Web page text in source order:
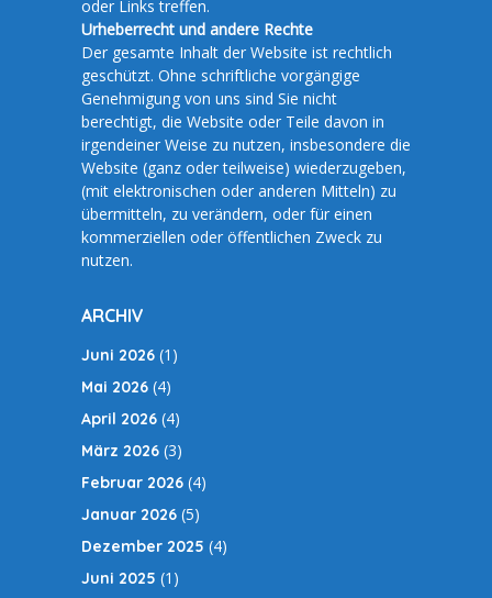
oder Links treffen.
Urheberrecht und andere Rechte
Der gesamte Inhalt der Website ist rechtlich
geschützt. Ohne schriftliche vorgängige
Genehmigung von uns sind Sie nicht
berechtigt, die Website oder Teile davon in
irgendeiner Weise zu nutzen, insbesondere die
Website (ganz oder teilweise) wiederzugeben,
(mit elektronischen oder anderen Mitteln) zu
übermitteln, zu verändern, oder für einen
kommerziellen oder öffentlichen Zweck zu
nutzen.
ARCHIV
Juni 2026 (1)
Mai 2026 (4)
April 2026 (4)
März 2026 (3)
Februar 2026 (4)
Januar 2026 (5)
Dezember 2025 (4)
Juni 2025 (1)